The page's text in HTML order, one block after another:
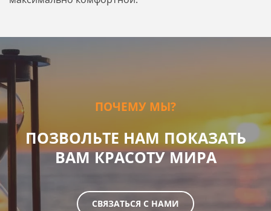
ПОЧЕМУ МЫ?
ПОЗВОЛЬТЕ НАМ ПОКАЗАТЬ
ВАМ КРАСОТУ МИРА
СВЯЗАТЬСЯ С НАМИ